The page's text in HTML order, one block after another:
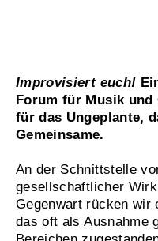
Improvisiert euch!
Forum für Musik und
für das Ungeplante,
Gemeinsame.
An der Schnittstelle
gesellschaftlicher
Gegenwart rücken wir
das oft als Ausnahme